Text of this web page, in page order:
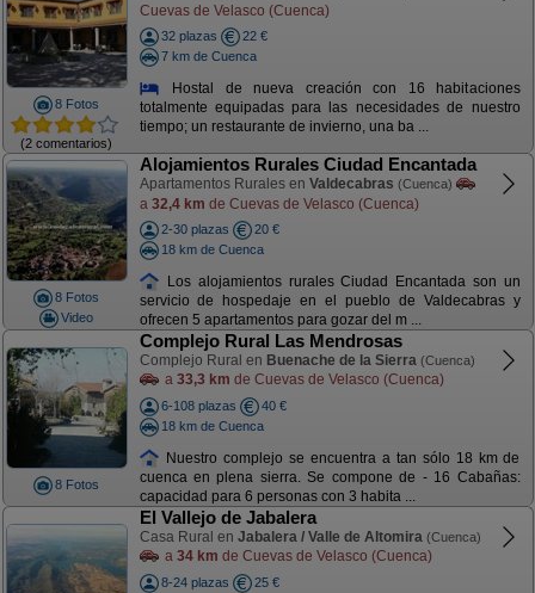
8 Fotos
(2 comentarios)
Cuevas de Velasco (Cuenca)
32 plazas
22 €
7 km de Cuenca
Hostal de nueva creación con 16 habitaciones
totalmente equipadas para las necesidades de nuestro
tiempo; un restaurante de invierno, una ba ...
8 Fotos
Video
Alojamientos Rurales Ciudad Encantada
Apartamentos Rurales en Valdecabras (Cuenca)
a 32,4 km de Cuevas de Velasco (Cuenca)
2-30 plazas
20 €
18 km de Cuenca
Los alojamientos rurales Ciudad Encantada son un
servicio de hospedaje en el pueblo de Valdecabras y
ofrecen 5 apartamentos para gozar del m ...
8 Fotos
Complejo Rural Las Mendrosas
Complejo Rural en Buenache de la Sierra (Cuenca)
a 33,3 km de Cuevas de Velasco (Cuenca)
6-108 plazas
40 €
18 km de Cuenca
Nuestro complejo se encuentra a tan sólo 18 km de
cuenca en plena sierra. Se compone de - 16 Cabañas:
capacidad para 6 personas con 3 habita ...
El Vallejo de Jabalera
Casa Rural en Jabalera / Valle de Altomira (Cuenca)
a 34 km de Cuevas de Velasco (Cuenca)
8-24 plazas
25 €